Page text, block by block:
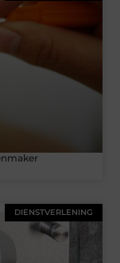
DIENSTVERLENING